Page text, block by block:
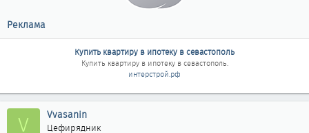
Реклама
Купить квартиру в ипотеку в севастополь
Купить квартиру в ипотеку в севастополь.
интерстрой.рф
V Vvasanin
Цефирядник